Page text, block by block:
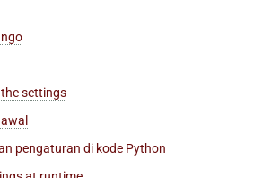
settings
pengaturan di kode Python